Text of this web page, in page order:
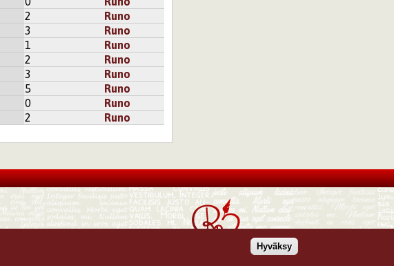
2
Runo
3
Runo
1
Runo
2
Runo
3
Runo
5
Runo
0
Runo
2 Runo
Hyväksy